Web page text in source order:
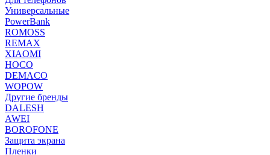
Универсальные
PowerBank
ROMOSS
REMAX
XIAOMI
HOCO
DEMACO
WOPOW
Другие бренды
DALESH
AWEI
BOROFONE
Защита экрана
Пленки